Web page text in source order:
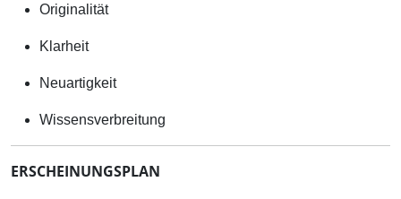
Originalität
Klarheit
Neuartigkeit
Wissensverbreitung
ERSCHEINUNGSPLAN